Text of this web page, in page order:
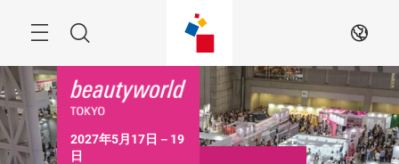
す
る
索
JA
2027年5月17日－19
日